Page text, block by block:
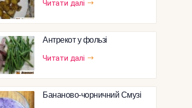
Читати далі
Антрекот у фользі
Читати далі
Бананово-чорничний Смузі